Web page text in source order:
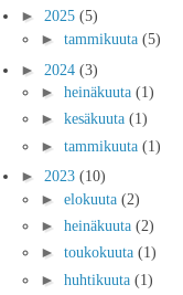
► 2025 (5)
► tammikuuta (5)
► 2024 (3)
► heinäkuuta (1)
► kesäkuuta (1)
► tammikuuta (1)
► 2023 (10)
► elokuuta (2)
► heinäkuuta (2)
► toukokuuta (1)
► huhtikuuta (1)